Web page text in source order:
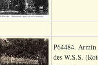
P64484. Armin
des W.S.S.